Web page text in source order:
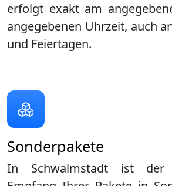
erfolgt exakt am
angegebenen Uhrzeit, auch
und Feiertagen.
Sonderpakete
In Schwalmstadt ist der